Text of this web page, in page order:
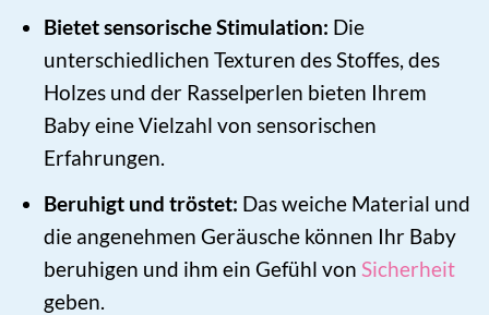
Bietet sensorische Stimulation: Die
unterschiedlichen Texturen des Stoffes, des
Holzes und der Rasselperlen bieten Ihrem
Baby eine Vielzahl von sensorischen
Erfahrungen.
Beruhigt und tröstet: Das weiche Material und
die angenehmen Geräusche können Ihr Baby
beruhigen und ihm ein Gefühl von Sicherheit
geben.